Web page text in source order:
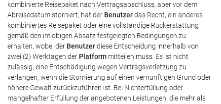
kombinierte Reisepaket nach Vertragsabschluss, aber vor dem
Abreisedatum storniert, hat der Benutzerdas Recht, ein anderes
kombiniertes Reisepaket oder eine vollständige Rückerstattung
gemäß den im obigen Absatz festgelegten Bedingungen zu
erhalten, wobei der Benutzerdiese Entscheidung innerhalb von
zwei (2) Werktagen der Platform mitteilen muss. Es ist nicht
zulässig, eine Entschädigung wegen Vertragsverletzung zu
verlangen, wenn die Stornierung auf einen vernünftigen Grund oder
höhere Gewalt zurückzuführen ist. Bei Nichterfüllung oder
mangelhafter Erfüllung der angebotenen Leistungen, die mehr als